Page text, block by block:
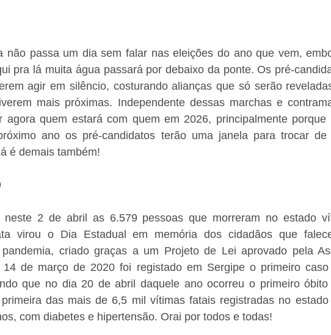
não passa um dia sem falar nas eleições do ano que vem,
pra lá muita água passará por debaixo da ponte. Os pré-
agir em silêncio, costurando alianças que só serão
mais próximas. Independente dessas marchas e
agora quem estará com quem em 2026, principalmente porque
ano os pré-candidatos terão uma janela para trocar de
é demais também!
neste 2 de abril as 6.579 pessoas que morreram no estado
virou o Dia Estadual em memória dos cidadãos que
criado graças a um Projeto de Lei aprovado pela
14 de março de 2020 foi registado em Sergipe o primeiro
que no dia 20 de abril daquele ano ocorreu o primeiro óbito
das mais de 6,5 mil vítimas fatais registradas no
com diabetes e hipertensão. Orai por todos e todas!